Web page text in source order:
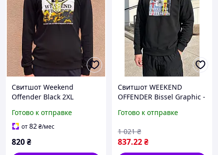
Свитшот Weekend
Offender Black 2XL
Готово к отправке
от82₴/мес
820₴
Свитшот WEEKEND
OFFENDER Bissel Graphic -
Готово к отправке
837.22₴
1 021 ₴